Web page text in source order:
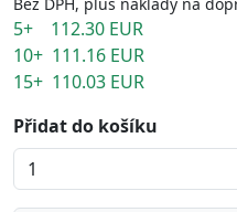
5+ 112.30 EUR
10+ 111.16 EUR
15+ 110.03 EUR
Přidat do košíku